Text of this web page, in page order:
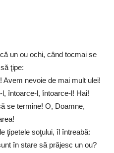
un ou ochi, când tocmai se
ţipe:
Avem nevoie de mai mult ulei!
întoarce-l, întoarce-l! Hai!
se termine! O, Doamne,
ţipetele soţului, îl întreabă:
în stare să prăjesc un ou?